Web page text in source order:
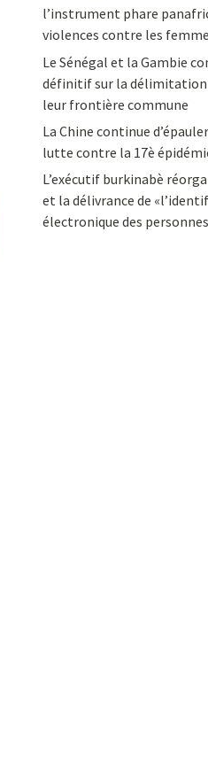
l’instrument phare
violences contre les
Le Sénégal et la Gambie
définitif sur la délimitation
leur frontière commune
La Chine continue
lutte contre la 17è
L’exécutif burkinabè
et la délivrance de
électronique des